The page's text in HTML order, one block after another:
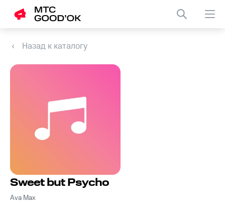
Назад к каталогу
Sweet but Psycho
Ava Max